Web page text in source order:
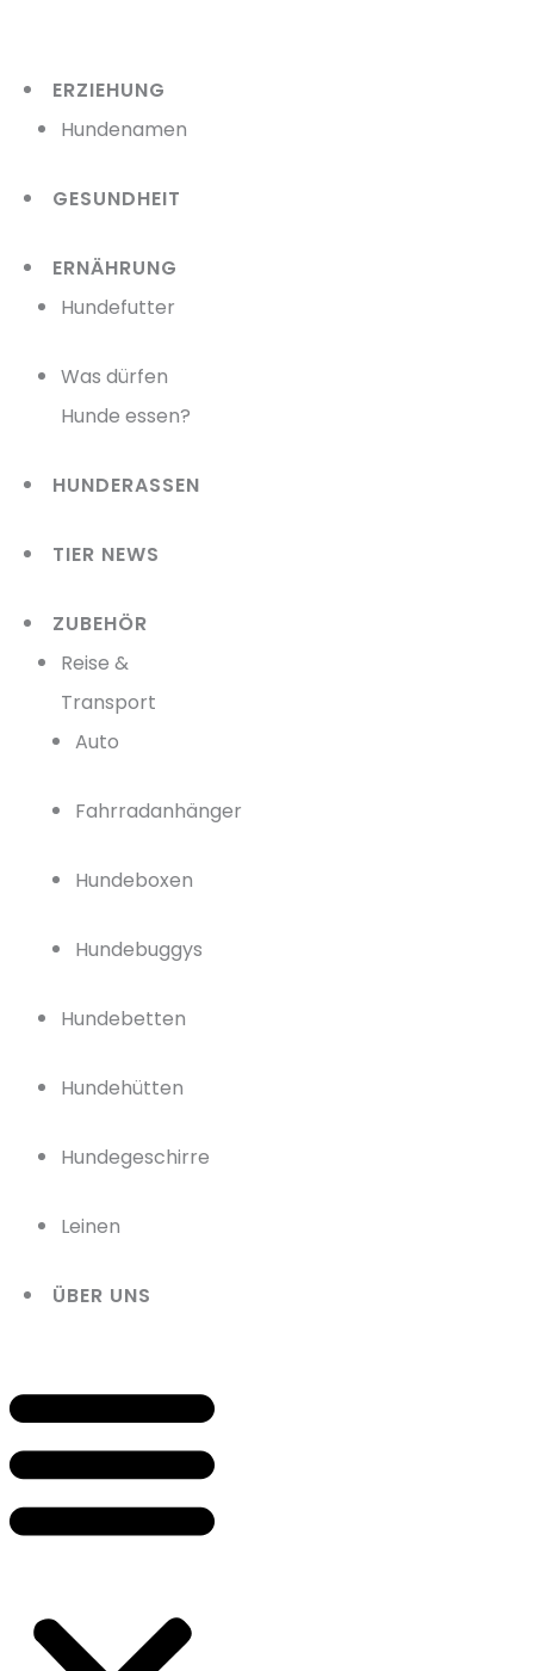
springenERZIEHUNG
Hundenamen
GESUNDHEIT
ERNÄHRUNG
Hundefutter
Was dürfen
Hunde essen?
HUNDERASSEN
TIER NEWS
ZUBEHÖR
Reise &
Transport
Auto
Fahrradanhänger
Hundeboxen
Hundebuggys
Hundebetten
Hundehütten
Hundegeschirre
Leinen
ÜBER UNS